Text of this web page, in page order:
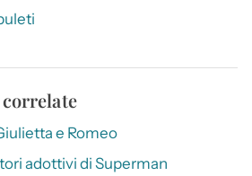
e Romeo
adottivi di Superman